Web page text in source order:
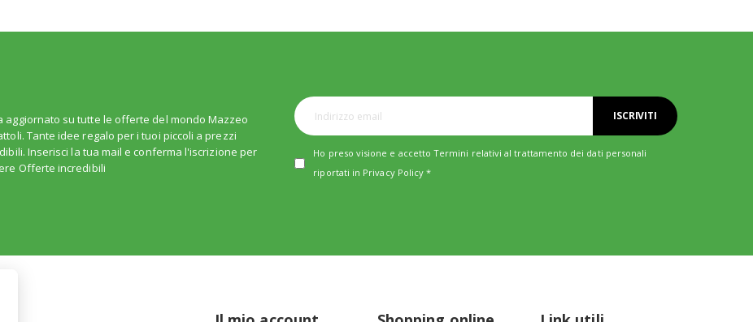
aggiornato su tutte le offerte del mondo Mazzeo
Tante idee regalo per i tuoi piccoli a prezzi
Inserisci la tua mail e conferma l'iscrizione per
Offerte incredibili
ISCRIVITI
Ho preso visione e accetto Termini relativi al trattamento dei dati personali
riportati in Privacy Policy *